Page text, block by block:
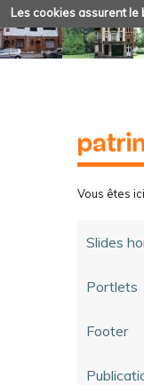
Les cookies assurent
Vous êtes
Slides
Portlets
Footer